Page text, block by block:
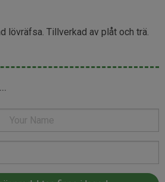
lövräfsa. Tillverkad av plåt och trä.